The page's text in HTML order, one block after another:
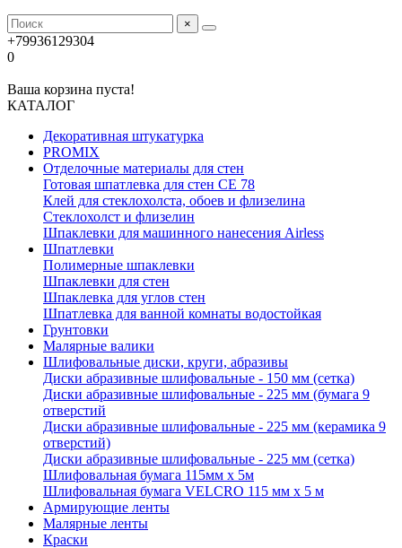
×
+79936129304
0
Ваша корзина пуста!
КАТАЛОГ
Декоративная штукатурка
PROMIX
Отделочные материалы для стен
Готовая шпатлевка для стен CE 78
Клей для стеклохолста, обоев и флизелина
Стеклохолст и флизелин
Шпаклевки для машинного нанесения Airless
Шпатлевки
Полимерные шпаклевки
Шпаклевки для стен
Шпаклевка для углов стен
Шпатлевка для ванной комнаты водостойкая
Грунтовки
Малярные валики
Шлифовальные диски, круги, абразивы
Диски абразивные шлифовальные - 150 мм (сетка)
Диски абразивные шлифовальные - 225 мм (бумага 9
отверстий
Диски абразивные шлифовальные - 225 мм (керамика 9
отверстий)
Диски абразивные шлифовальные - 225 мм (сетка)
Шлифовальная бумага 115мм х 5м
Шлифовальная бумага VELCRO 115 мм х 5 м
Армирующие ленты
Малярные ленты
Краски